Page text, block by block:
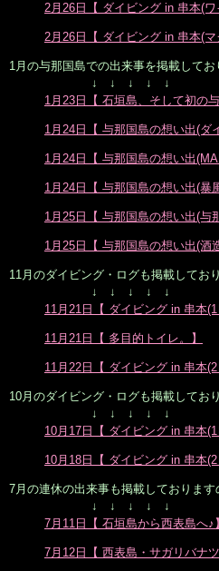
2月26日【 ダイビング in 串本(ワ
2月26日【 ダイビング in 串本(マ
1月の与那国島での出来事を掲載して
↓ ↓ ↓ ↓ ↓
1月23日【 石垣島、そして初の与
1月24日【 与那国島の想い出(ダ
1月24日【 与那国島の想い出
1月24日【 与那国島の想い出(暴
1月25日【 与那国島の想い出(与
1月25日【 与那国島の想い出(酒
11月のダイビング・ログも掲載してお
↓ ↓ ↓ ↓ ↓
11月21日【 ダイビング in 串本(1
11月21日【 多目的トイレ。】
11月22日【 ダイビング in 串本(2
10月のダイビング・ログも掲載してお
↓ ↓ ↓ ↓ ↓
10月17日【 ダイビング in 串本(1
10月18日【 ダイビング in 串本(2
7月の連休の出来事も掲載しておりま
↓ ↓ ↓ ↓ ↓
7月11日【 石垣島から西表島へ♪】
7月12日【 西表島・サガリバナ